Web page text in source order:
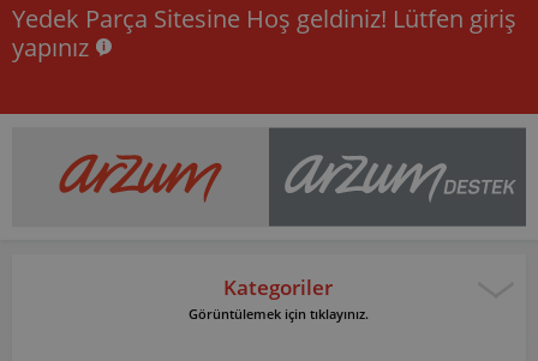
Yedek Parça Sitesine Hoş geldiniz! Lütfen giriş
yapınız
Kategoriler
Görüntülemek için tıklayınız.